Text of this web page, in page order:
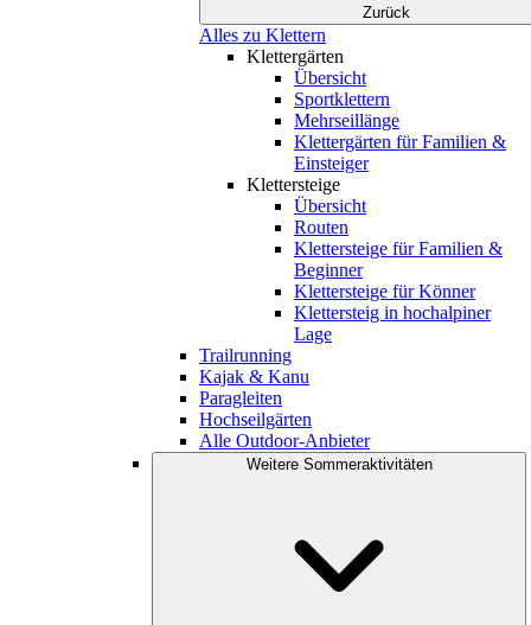
Zurück
Alles zu Klettern
Klettergärten
Übersicht
Sportklettern
Mehrseillänge
Klettergärten für Familien &
Einsteiger
Klettersteige
Übersicht
Routen
Klettersteige für Familien &
Beginner
Klettersteige für Könner
Klettersteig in hochalpiner
Lage
Trailrunning
Kajak & Kanu
Paragleiten
Hochseilgärten
Alle Outdoor-Anbieter
Weitere Sommeraktivitäten